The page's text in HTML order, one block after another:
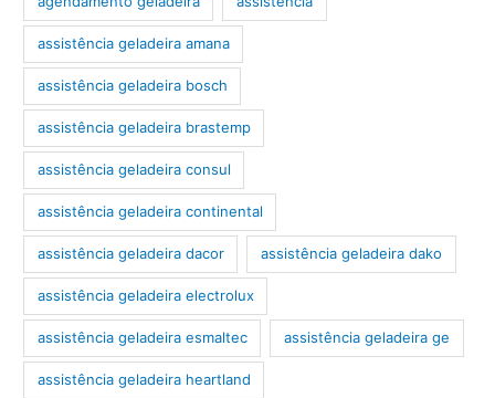
assistência geladeira amana
assistência geladeira bosch
assistência geladeira brastemp
assistência geladeira consul
assistência geladeira continental
assistência geladeira dacor assistência geladeira dako
assistência geladeira electrolux
assistência geladeira esmaltec assistência geladeira ge
assistência geladeira heartland